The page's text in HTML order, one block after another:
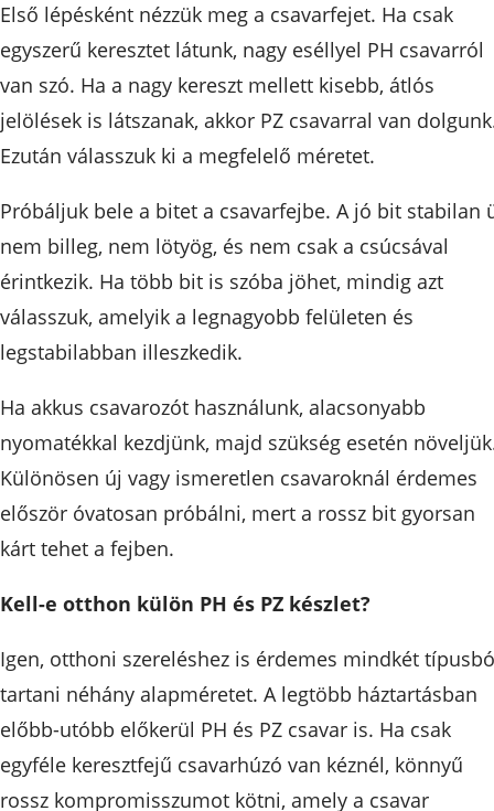
Első lépésként nézzük meg a csavarfejet. Ha csak
egyszerű keresztet látunk, nagy eséllyel PH csavarról
van szó. Ha a nagy kereszt mellett kisebb, átlós
jelölések is látszanak, akkor PZ csavarral van
Ezután válasszuk ki a megfelelő méretet.
Próbáljuk bele a bitet a csavarfejbe. A jó bit stabilan
nem billeg, nem lötyög, és nem csak a csúcsával
érintkezik. Ha több bit is szóba jöhet, mindig azt
válasszuk, amelyik a legnagyobb felületen és
legstabilabban illeszkedik.
Ha akkus csavarozót használunk, alacsonyabb
nyomatékkal kezdjünk, majd szükség esetén
Különösen új vagy ismeretlen csavaroknál érdemes
először óvatosan próbálni, mert a rossz bit gyorsan
kárt tehet a fejben.
Kell-e otthon külön PH és PZ készlet?
Igen, otthoni szereléshez is érdemes mindkét
tartani néhány alapméretet. A legtöbb háztartásban
előbb-utóbb előkerül PH és PZ csavar is. Ha csak
egyféle keresztfejű csavarhúzó van kéznél, könnyű
rossz kompromisszumot kötni, amely a csavar